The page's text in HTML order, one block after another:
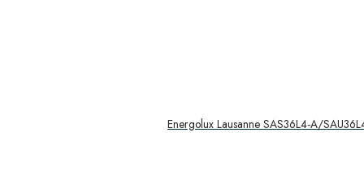
Energolux Lausanne SAS36L4-A/